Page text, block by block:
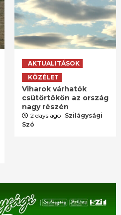
AKTUALITÁSOK
KÖZÉLET
Viharok várhatók
csütörtökön az ország
nagy részén
2 days ago Szilágysági
Szó